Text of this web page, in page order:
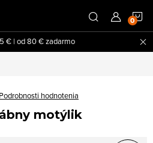
€ | od 80 € zadarmo
Podrobnosti hodnotenia
motýlik